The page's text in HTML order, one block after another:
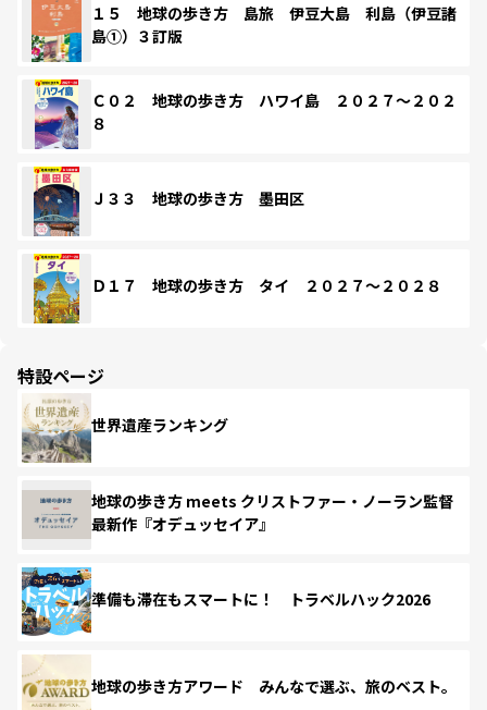
１５ 地球の歩き方 島旅 伊豆大島 利島（伊豆諸
島①）３訂版
Ｃ０２ 地球の歩き方 ハワイ島 ２０２７～２０２
８
Ｊ３３ 地球の歩き方 墨田区
Ｄ１７ 地球の歩き方 タイ ２０２７～２０２８
特設ページ
世界遺産ランキング
地球の歩き方 meets クリストファー・ノーラン監督
最新作『オデュッセイア』
準備も滞在もスマートに！ トラベルハック2026
地球の歩き方アワード みんなで選ぶ、旅のベスト。